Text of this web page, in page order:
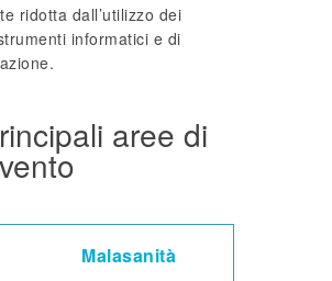
ridotta dall’utilizzo dei
informatici e di
aree di
Malasanità